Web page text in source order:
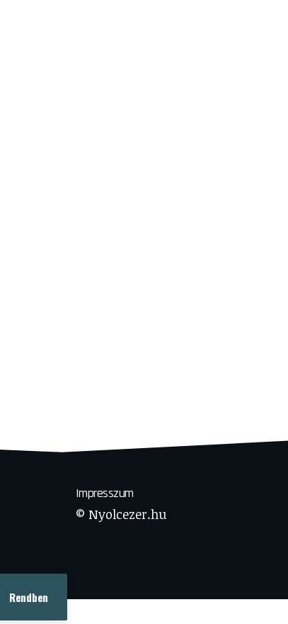
Rendben
Impresszum
© Nyolcezer.hu